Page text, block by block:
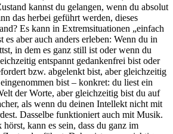
kannst du gelangen, wenn du absolut
das herbei geführt werden, dieses
Es kann in Extremsituationen „einfach
es aber auch anders erleben: Wenn du in
in dem es ganz still ist oder wenn du
entspannt gedankenfrei bist oder
bzw. abgelenkt bist, aber gleichzeitig
bist – konkret: du liest ein
der Worte, aber gleichzeitig bist du auf
als wenn du deinen Intellekt nicht mit
Dasselbe funktioniert auch mit Musik.
kann es sein, dass du ganz im